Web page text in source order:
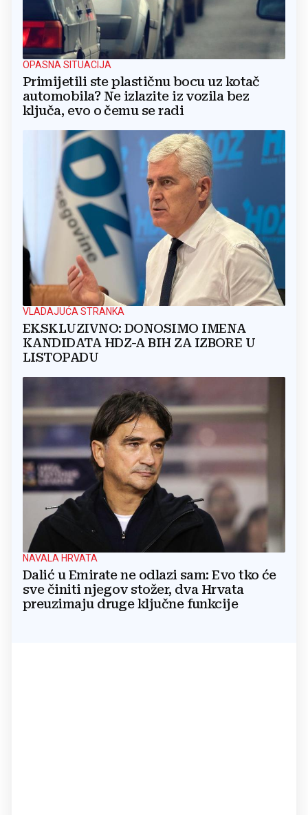
OPASNA SITUACIJA
Primijetili ste plastičnu bocu uz kotač
automobila? Ne izlazite iz vozila bez
ključa, evo o čemu se radi
VLADAJUĆA STRANKA
EKSKLUZIVNO: DONOSIMO IMENA
KANDIDATA HDZ-A BIH ZA IZBORE U
LISTOPADU
NAVALA HRVATA
Dalić u Emirate ne odlazi sam: Evo tko će
sve činiti njegov stožer, dva Hrvata
preuzimaju druge ključne funkcije